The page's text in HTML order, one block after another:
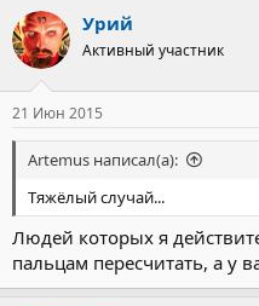
Урий
Активный участник
21 Июн 2015
Artemus написал(а):
Тяжёлый случай...
Людей которых я
пальцам пересчитать, а у